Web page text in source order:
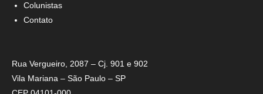
Colunistas
Contato
Rua Vergueiro, 2087 – Cj. 901 e 902
Vila Mariana – São Paulo – SP